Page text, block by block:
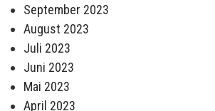
September 2023
August 2023
Juli 2023
Juni 2023
Mai 2023
April 2023